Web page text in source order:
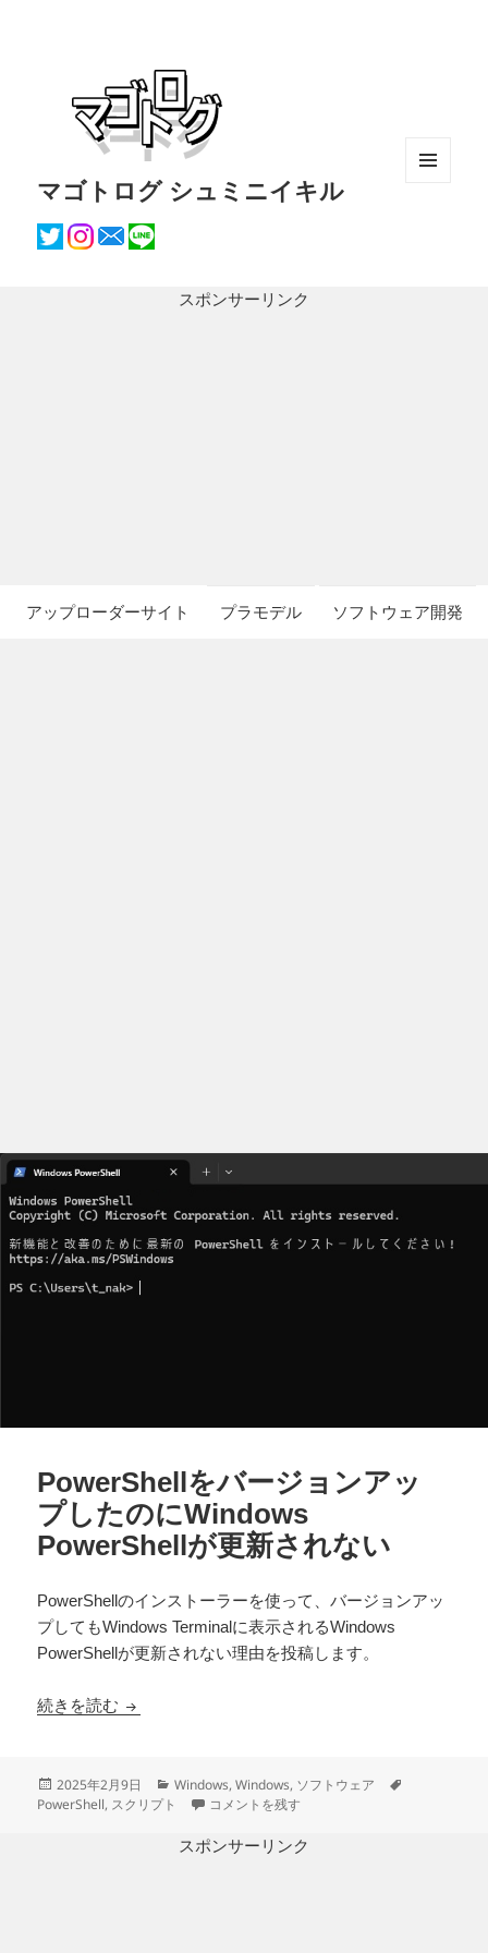
マゴトログ シュミニイキル
スポンサーリンク
アップローダーサイト プラモデル ソフトウェア開発
PowerShellをバージョンアッ
プしたのにWindows
PowerShellが更新されない
PowerShellのインストーラーを使って、バージョンアッ
プしてもWindows Terminalに表示されるWindows
PowerShellが更新されない理由を投稿します。
続きを読む PowerShellをバージョンアップしたのに
投
稿
2025年2月9日
カ
リ
Windows,Windows, ソフトウェア
PowerShell, スクリプト PowerShellをバージョンアップしたのに
コメントを残す
スポンサーリンク